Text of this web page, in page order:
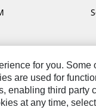
法律声明 隐私条款
for you.
are used for
enabling third
at any time,